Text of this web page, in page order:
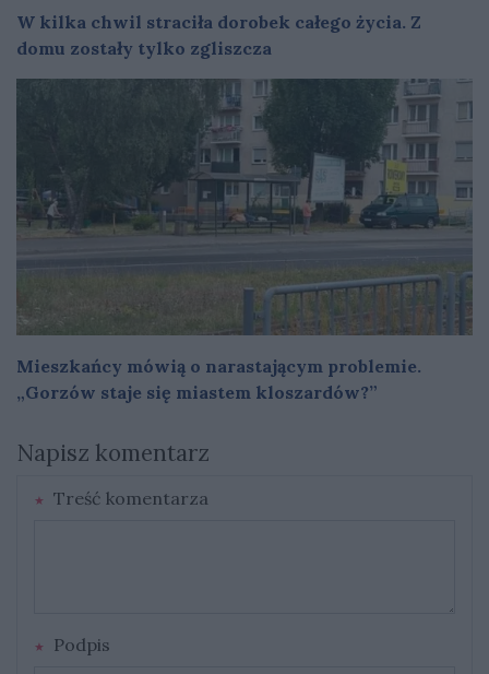
W kilka chwil straciła dorobek całego życia. Z
domu zostały tylko zgliszcza
Mieszkańcy mówią o narastającym problemie.
„Gorzów staje się miastem kloszardów?”
Napisz komentarz
Treść komentarza
Podpis